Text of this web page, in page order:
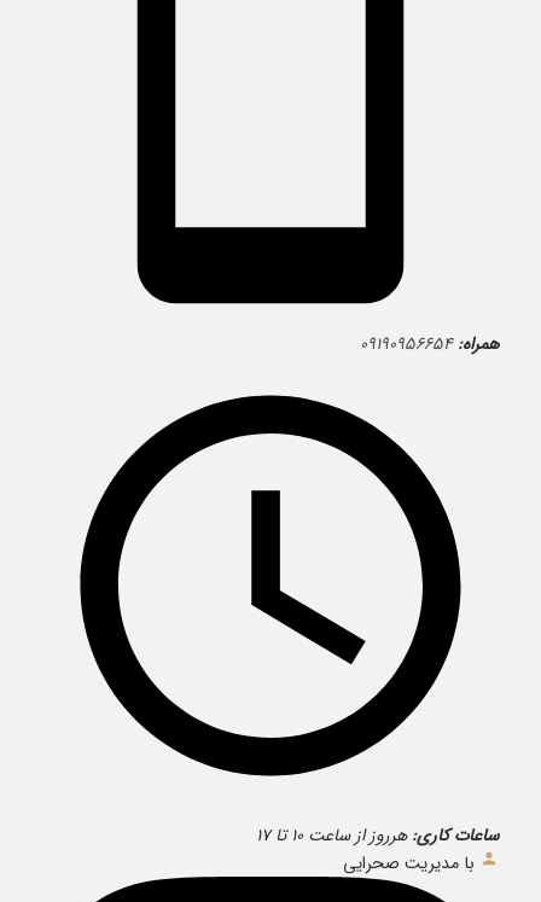
همراه: ۰۹۱۹۰۹۵۶۶۵۴
ساعات کاری: هرروز از ساعت ۱۰ تا ۱۷
با مدیریت صحرایی